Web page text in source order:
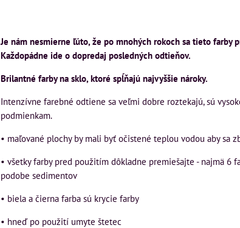
Je nám nesmierne ľúto, že po mnohých rokoch sa tieto
Každopádne ide o dopredaj posledných odtieňov.
Brilantné farby na sklo, ktoré spĺňajú najvyššie nároky.
Intenzívne farebné odtiene sa veľmi dobre roztekajú, sú
podmienkam.
• maľované plochy by mali byť očistené teplou vodou aby sa
• všetky farby pred použitím dôkladne premiešajte - najmä 6
podobe sedimentov
• biela a čierna farba sú krycie farby
• hneď po použití umyte štetec